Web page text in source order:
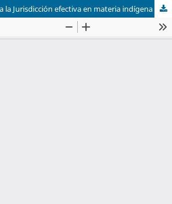
la Jurisdicción efectiva en materia indígena